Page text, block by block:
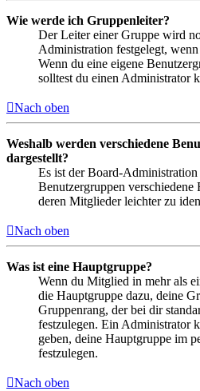
Wie werde ich Gruppenleiter?
Der Leiter einer Gruppe wird
Administration festgelegt,
Wenn du eine eigene
solltest du einen Administrator
Nach oben
Weshalb werden verschiedene
dargestellt?
Es ist der Board-
Benutzergruppen verschiedene
deren Mitglieder leichter zu
Nach oben
Was ist eine Hauptgruppe?
Wenn du Mitglied in mehr als
die Hauptgruppe dazu, deine
Gruppenrang, der bei dir
festzulegen. Ein Administrator
geben, deine Hauptgruppe im
festzulegen.
Nach oben